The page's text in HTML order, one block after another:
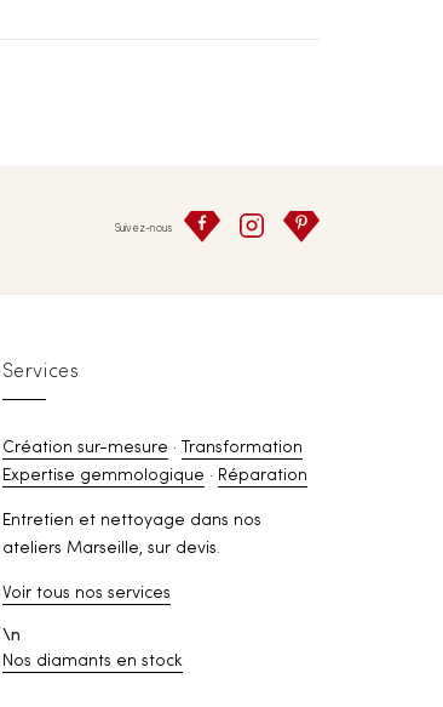
Suivez-nous
Services
Création sur-mesure ·
Transformation
Expertise gemmologique · Réparation
Entretien et nettoyage dans nos
ateliers Marseille, sur devis.
Voir tous nos services
\n
Nos diamants en stock